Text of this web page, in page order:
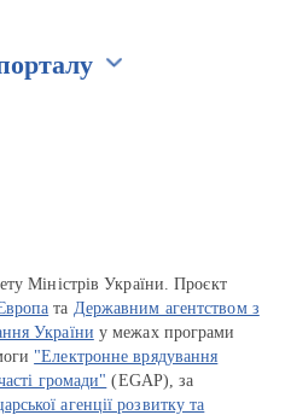
Міністрів України. Проєкт
та Державним агентством з
України у межах програми
"Електронне врядування
громади" (EGAP), за
агенції розвитку та